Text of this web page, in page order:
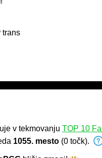
trans
v tekmovanju TOP 10
1055. mesto (0 točk).